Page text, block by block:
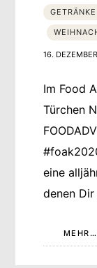
GETRÄNKE
16.
Im Food
Türchen
eine
denen
MEHR…